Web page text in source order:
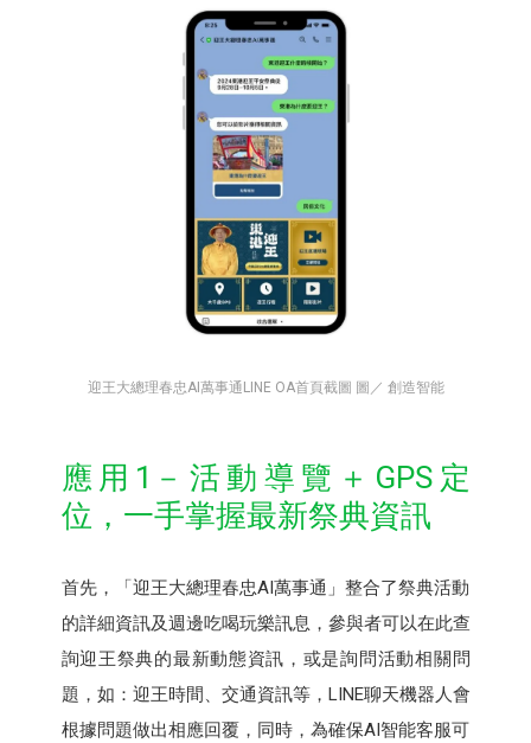
迎王大總理春忠AI萬事通LINE OA首頁截圖 圖／ 創造智能
應用1－活動導覽＋GPS定
位，一手掌握最新祭典資訊
首先，「迎王大總理春忠AI萬事通」整合了祭典活動
的詳細資訊及週邊吃喝玩樂訊息，參與者可以在此查
詢迎王祭典的最新動態資訊，或是詢問活動相關問
題，如：迎王時間、交通資訊等，LINE聊天機器人會
根據問題做出相應回覆，同時，為確保AI智能客服可